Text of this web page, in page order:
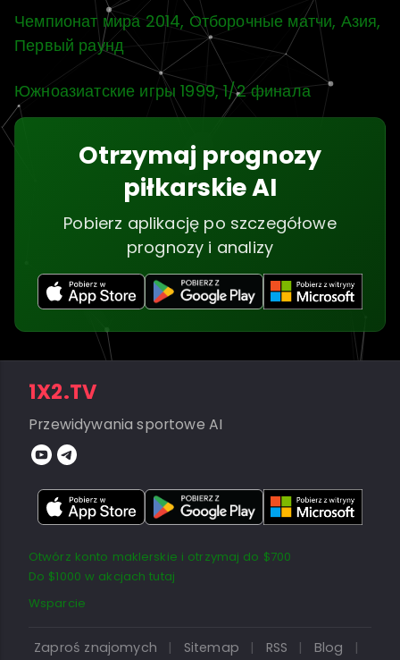
Чемпионат мира 2014, Отборочные матчи, Азия,
Первый раунд
Южноазиатские игры 1999, 1/2 финала
Otrzymaj prognozy
piłkarskie AI
Pobierz aplikację po szczegółowe
prognozy i analizy
1X2.TV
Przewidywania sportowe AI
Otwórz konto maklerskie i otrzymaj do $700
Do $1000 w akcjach tutaj
Wsparcie
Zaproś znajomych | Sitemap | RSS | Blog
|